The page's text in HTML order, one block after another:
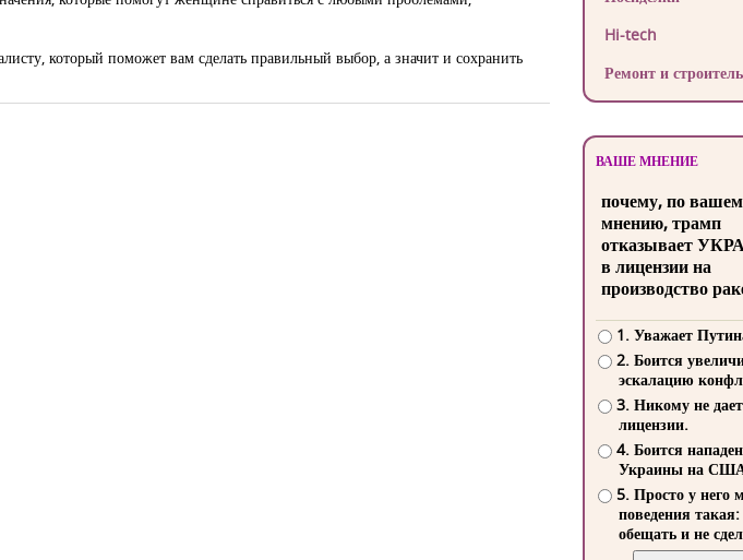
который поможет вам сделать правильный выбор, а значит и сохранить
Hi-tech
Ремонт и
ВАШЕ МНЕНИЕ
почему, по
мнению, трамп
отказывает
в лицензии на
производство
1. Уважает
2. Боится
эскалацию
3. Никому не
лицензии.
4. Боится
Украины на
5. Просто у него
поведения такая:
обещать и не